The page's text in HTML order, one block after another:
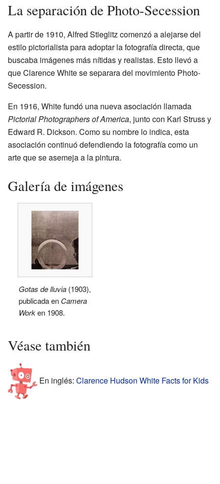
La separación de Photo-Secession
A partir de 1910, Alfred Stieglitz comenzó a alejarse del
estilo pictorialista para adoptar la fotografía directa, que
buscaba imágenes más nítidas y realistas. Esto llevó a
que Clarence White se separara del movimiento Photo-
Secession.
En 1916, White fundó una nueva asociación llamada
Pictorial Photographers of America, junto con Karl Struss y
Edward R. Dickson. Como su nombre lo indica, esta
asociación continuó defendiendo la fotografía como un
arte que se asemeja a la pintura.
Galería de imágenes
Gotas de lluvia (1903),
publicada en Camera
Worken 1908.
Véase también
En inglés: Clarence Hudson White Facts for Kids